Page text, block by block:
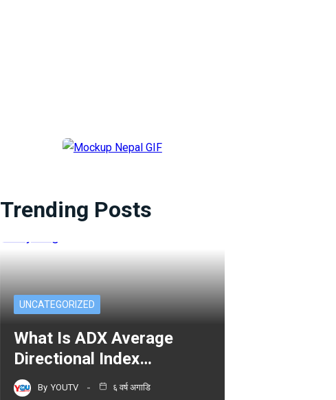
Trending Posts
UNCATEGORIZED
What Is ADX Average
Directional Index…
By YOUTV ६ वर्ष अगाडि